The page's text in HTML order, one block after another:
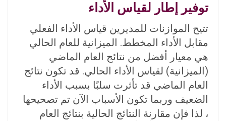
توفير إطار لقياس الأداء
تتيح الموازنات للمديرين قياس الأداء الفعلي
مقابل الأداء المخطط. الميزانية للعام الحالي
هي معيار أفضل من نتائج العام الماضي
(الميزانية) لقياس الأداء الحالي. قد تكون نتائج
العام الماضي قد تأثرت سلبًا بسبب الأداء
الضعيف وربما تكون الأسباب الآن تم تصحيحها
، لذا فإن مقارنة النتائج الحالية بنتائج العام